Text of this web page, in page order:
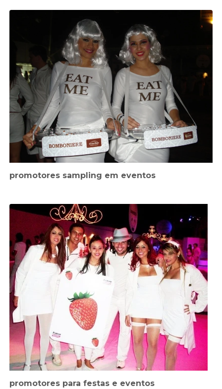
promotores sampling em eventos
promotores para festas e eventos